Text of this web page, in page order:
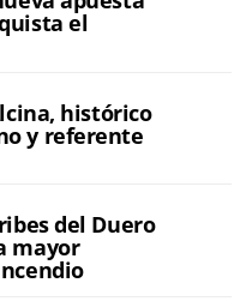
el
histórico
y referente
del Duero
mayor